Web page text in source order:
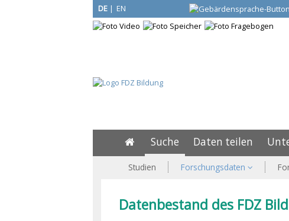
DE | EN
Suche Daten teilen
Studien Forschungsdaten
Datenbestand des FDZ